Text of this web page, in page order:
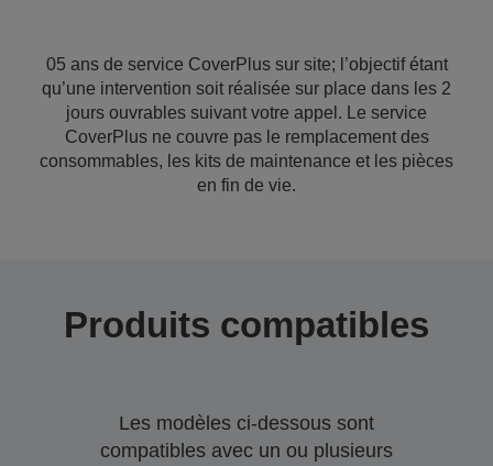
05 ans de service CoverPlus sur site; l’objectif étant
qu’une intervention soit réalisée sur place dans les 2
jours ouvrables suivant votre appel. Le service
CoverPlus ne couvre pas le remplacement des
consommables, les kits de maintenance et les pièces
en fin de vie.
Produits compatibles
Les modèles ci-dessous sont
compatibles avec un ou plusieurs